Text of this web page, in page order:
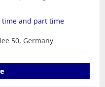
time and part time
50, Germany